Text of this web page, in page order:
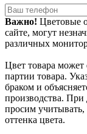
Важно! Цветовые
сайте, могут
различных
Цвет товара может
партии товара.
браком и
производства. При
просим учитывать,
оттенка цвета.